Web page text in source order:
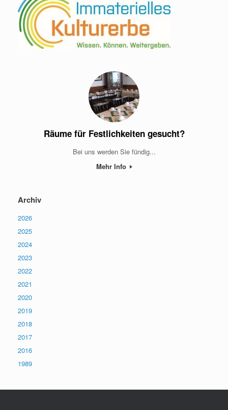
Räume für Festlichkeiten gesucht?
Bei uns werden Sie fündig...
Mehr Info
Archiv
2026
2025
2024
2023
2022
2021
2020
2019
2018
2017
2016
1989